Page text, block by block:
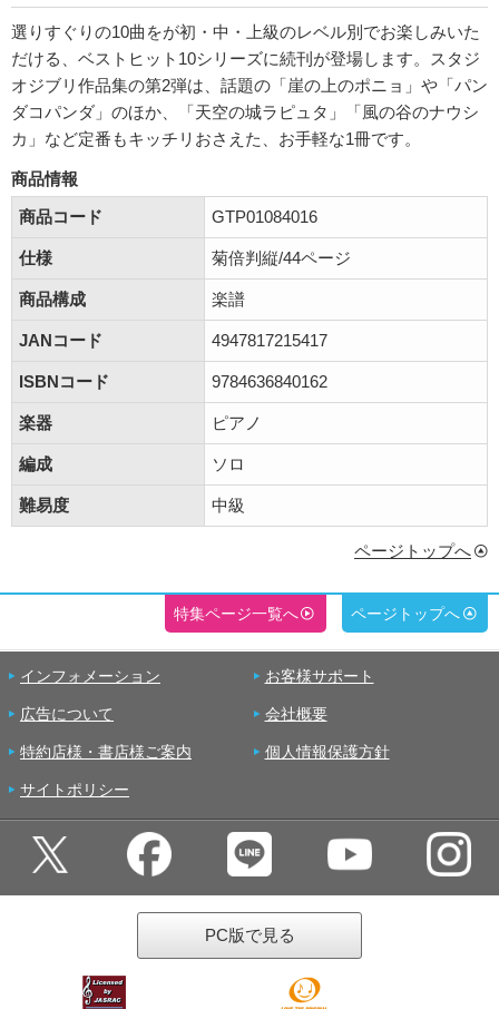
選りすぐりの10曲をが初・中・上級のレベル別でお楽しみいた
だける、ベストヒット10シリーズに続刊が登場します。スタジ
オジブリ作品集の第2弾は、話題の「崖の上のポニョ」や「パン
ダコパンダ」のほか、「天空の城ラピュタ」「風の谷のナウシ
カ」など定番もキッチリおさえた、お手軽な1冊です。
商品情報
商品コード
GTP01084016
仕様 菊倍判縦/44ページ
商品構成 楽譜
JANコード 4947817215417
ISBNコード 9784636840162
楽器 ピアノ
編成 ソロ
難易度 中級
ページトップへ
特集ページ一覧へ ページトップへ
インフォメーション お客様サポート
広告について 会社概要
特約店様・書店様ご案内 個人情報保護方針
サイトポリシー
PC版で見る